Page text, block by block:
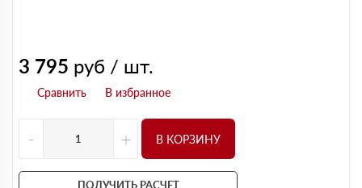
3 795 руб / шт.
- + В КОРЗИНУ
ПОЛУЧИТЬ РАСЧЕТ